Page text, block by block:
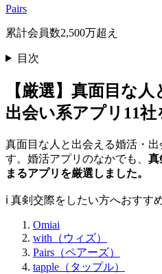
Pairs
累計会員数2,500万超え
目次
【厳選】真面目な
出会い系アプリ11社
真面目な人と出会える婚活・
す。婚活アプリのなかでも、 真
まるアプリを厳選しました。
ℹ️ 真剣交際をしたい方へおすす
Omiai
with（ウィズ）
Pairs（ペアーズ）
tapple（タップル）